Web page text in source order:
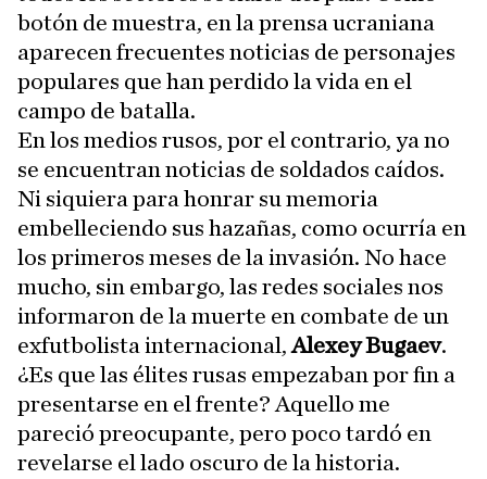
botón de muestra, en la prensa ucraniana
aparecen frecuentes noticias de personajes
populares que han perdido la vida en el
campo de batalla.
En los medios rusos, por el contrario, ya no
se encuentran noticias de soldados caídos.
Ni siquiera para honrar su memoria
embelleciendo sus hazañas, como ocurría en
los primeros meses de la invasión. No hace
mucho, sin embargo, las redes sociales nos
informaron de la muerte en combate de un
exfutbolista internacional,Alexey Bugaev.
¿Es que las élites rusas empezaban por fin a
presentarse en el frente? Aquello me
pareció preocupante, pero poco tardó en
revelarse el lado oscuro de la historia.